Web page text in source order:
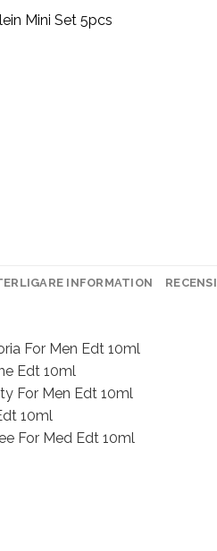
INFORMATION
For Men Edt 10ml
Edt 10ml
For Men Edt 10ml
10ml
For Med Edt 10ml